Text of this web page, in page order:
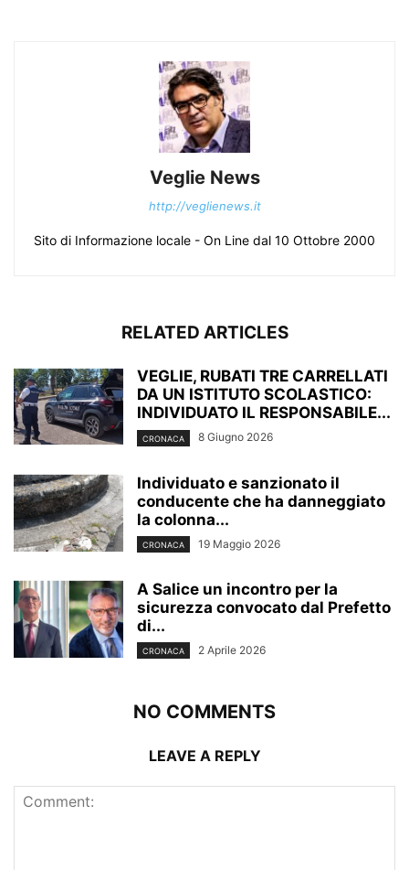
Veglie News
http://veglienews.it
Sito di Informazione locale - On Line dal 10 Ottobre 2000
RELATED ARTICLES
VEGLIE, RUBATI TRE CARRELLATI
DA UN ISTITUTO SCOLASTICO:
INDIVIDUATO IL RESPONSABILE...
CRONACA 8 Giugno 2026
Individuato e sanzionato il
conducente che ha danneggiato
la colonna...
CRONACA 19 Maggio 2026
A Salice un incontro per la
sicurezza convocato dal Prefetto
di...
CRONACA 2 Aprile 2026
NO COMMENTS
LEAVE A REPLY